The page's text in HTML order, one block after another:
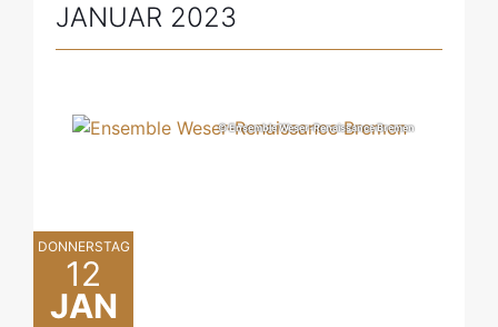
JANUAR 2023
DONNERSTAG
12
JAN
© Ensemble Weser-Renaissance Bremen